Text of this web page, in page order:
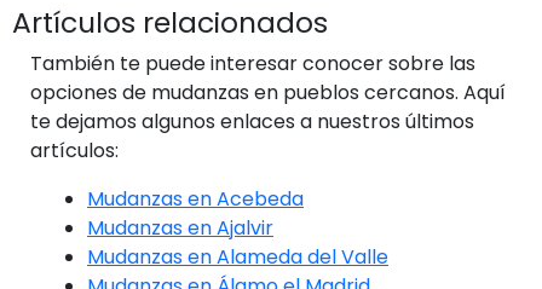
Artículos relacionados
También te puede interesar conocer sobre las
opciones de mudanzas en pueblos cercanos. Aquí
te dejamos algunos enlaces a nuestros últimos
artículos:
Mudanzas en Acebeda
Mudanzas en Ajalvir
Mudanzas en Alameda del Valle